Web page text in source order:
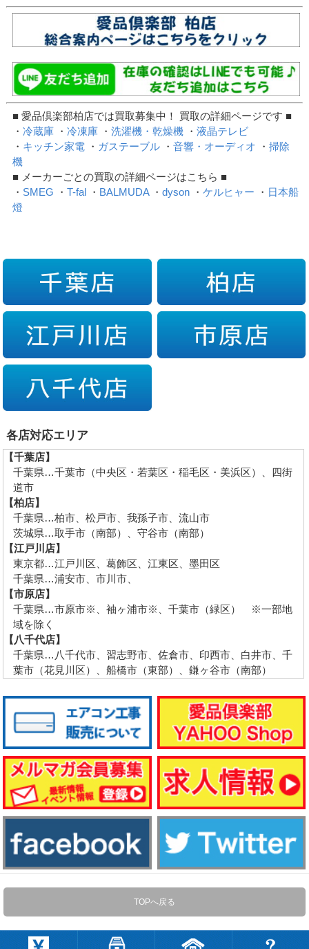
■ 愛品倶楽部柏店では買取募集中！ 買取の詳細ページです ■
・冷蔵庫 ・冷凍庫 ・洗濯機・乾燥機 ・液晶テレビ
・ キッチン家電 ・ ガステーブル ・音響・オーディオ ・掃除
機
■ メーカーごとの買取の詳細ページはこちら ■
・ SMEG ・T-fal ・ BALMUDA・dyson ・ケルヒャー ・ 日本船
燈
各店対応エリア
【千葉店】
千葉県…千葉市（中央区・若葉区・稲毛区・美浜区）、四街
道市
【柏店】
千葉県…柏市、松戸市、我孫子市、流山市
茨城県…取手市（南部）、守谷市（南部）
【江戸川店】
東京都…江戸川区、葛飾区、江東区、墨田区
千葉県…浦安市、市川市、
【市原店】
千葉県…市原市※、袖ヶ浦市※、千葉市（緑区） ※一部地
域を除く
【八千代店】
千葉県…八千代市、習志野市、佐倉市、印西市、白井市、千
葉市（花見川区）、船橋市（東部）、鎌ヶ谷市（南部）
TOPへ戻る